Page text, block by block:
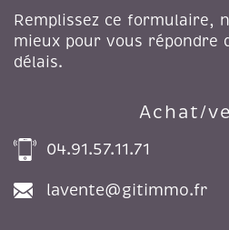
Remplissez ce formulaire,
mieux pour vous répondre
délais.
Achat/
04.91.57.11.71
lavente@gitimmo.fr